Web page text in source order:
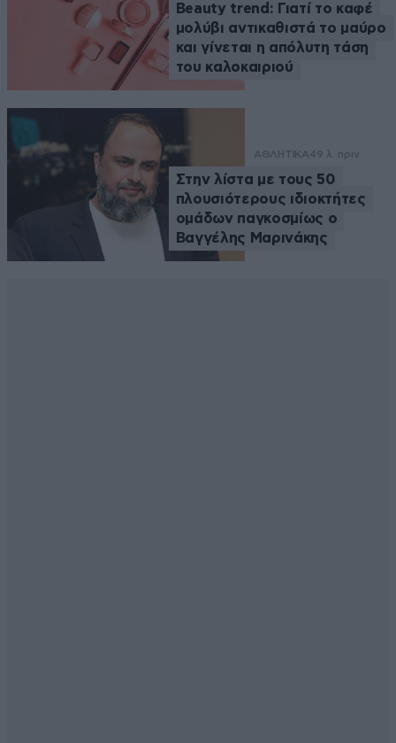
Beauty trend: Γιατί το καφέ
μολύβι αντικαθιστά το μαύρο
και γίνεται η απόλυτη τάση
του καλοκαιριού
ΑΘΛΗΤΙΚΑ49 λ. πριν
Στην λίστα με τους 50
πλουσιότερους ιδιοκτήτες
ομάδων παγκοσμίως ο
Βαγγέλης Μαρινάκης